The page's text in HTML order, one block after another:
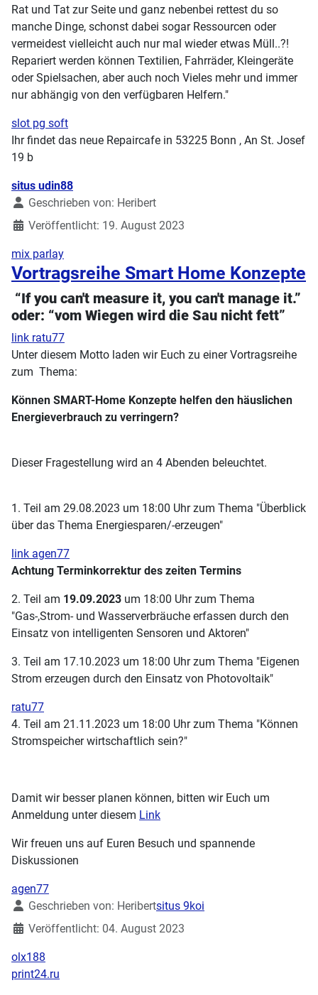
Rat und Tat zur Seite und ganz nebenbei rettest du so
manche Dinge, schonst dabei sogar Ressourcen oder
vermeidest vielleicht auch nur mal wieder etwas Müll..?!
Repariert werden können Textilien, Fahrräder, Kleingeräte
oder Spielsachen, aber auch noch Vieles mehr und immer
nur abhängig von den verfügbaren Helfern."
slot pg soft
Ihr findet das neue Repaircafe in 53225 Bonn , An St. Josef
19 b
Details
situs udin88
Geschrieben von: Heribert
Veröffentlicht: 19. August 2023
mix parlay
Vortragsreihe Smart Home Konzepte
“If you can't measure it, you can't manage it.”
oder: “vom Wiegen wird die Sau nicht fett”
link ratu77
Unter diesem Motto laden wir Euch zu einer Vortragsreihe
zum Thema:
Können SMART-Home Konzepte helfen den häuslichen
Energieverbrauch zu verringern?
Dieser Fragestellung wird an 4 Abenden beleuchtet.
1. Teil am 29.08.2023 um 18:00 Uhr zum Thema "Überblick
über das Thema Energiesparen/-erzeugen"
link agen77
Achtung Terminkorrektur des zeiten Termins
2. Teil am 19.09.2023 um 18:00 Uhr zum Thema
"Gas-,Strom- und Wasserverbräuche erfassen durch den
Einsatz von intelligenten Sensoren und Aktoren"
3. Teil am 17.10.2023 um 18:00 Uhr zum Thema "Eigenen
Strom erzeugen durch den Einsatz von Photovoltaik"
ratu77
4. Teil am 21.11.2023 um 18:00 Uhr zum Thema "Können
Stromspeicher wirtschaftlich sein?"
Damit wir besser planen können, bitten wir Euch um
Anmeldung unter diesem Link
Wir freuen uns auf Euren Besuch und spannende
Diskussionen
agen77
DetailsGeschrieben von: Heribertsitus 9koi
Veröffentlicht: 04. August 2023
olx188
print24.ru